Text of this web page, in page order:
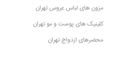
مزون های لباس عروس تهران
کلینیک های پوست و مو تهران
محضرهای ازدواج تهران